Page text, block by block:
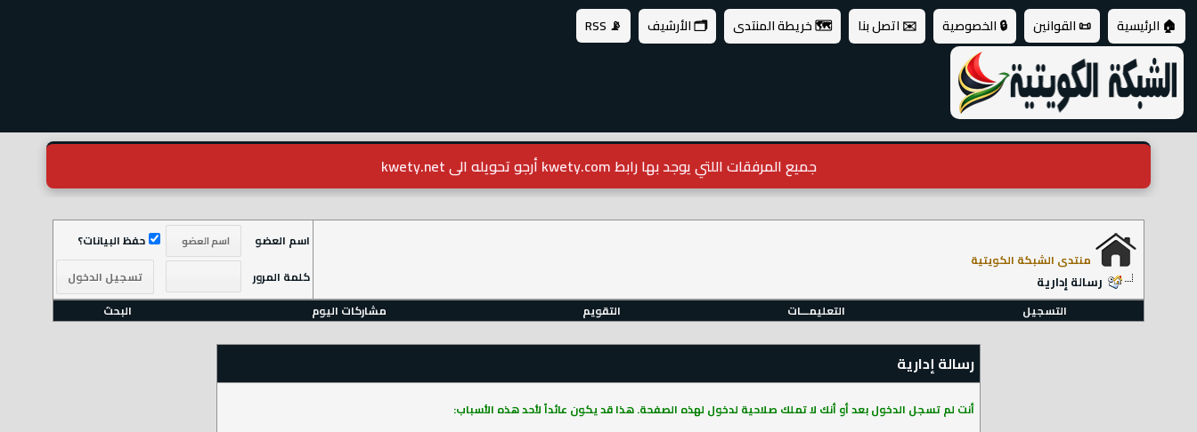
🏠 الرئيسية 📜 القوانين 🔒 الخصوصية ✉️ اتصل بنا 🗺️ خريطة المنتدى 🗂️ الأرشيف 📡 RSS
جميع المرفقات اللتي يوجد بها رابط kwety.com أرجو تحويله الى kwety.net
منتدى الشبكة الكويتية
رسالة إدارية
اسم العضو
حفظ البيانات؟
كلمة المرور
التسجيل
التعليمـــات التقويم مشاركات اليوم البحث
رسالة إدارية
أنت لم تسجل الدخول بعد أو أنك لا تملك صلاحية لدخول لهذه الصفحة. هذا قد يكون عائداً لأحد هذه الأسباب: